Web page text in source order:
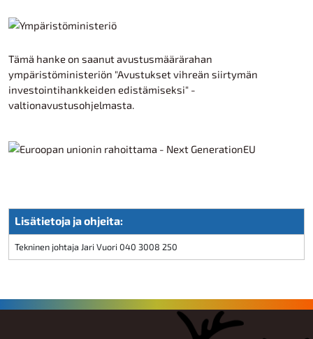
Tämä hanke on saanut avustusmäärärahan
ympäristöministeriön "Avustukset vihreän siirtymän
investointihankkeiden edistämiseksi" -
valtionavustusohjelmasta.
Lisätietoja ja ohjeita:
Tekninen johtaja Jari Vuori 040 3008 250